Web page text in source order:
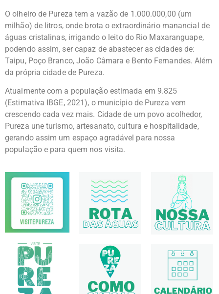
O olheiro de Pureza tem a vazão de 1.000.000,00 (um
milhão) de litros, onde brota o extraordinário manancial de
águas cristalinas, irrigando o leito do Rio Maxaranguape,
podendo assim, ser capaz de abastecer as cidades de:
Taipu, Poço Branco, João Câmara e Bento Fernandes. Além
da própria cidade de Pureza.
Atualmente com a população estimada em 9.825
(Estimativa IBGE, 2021), o município de Pureza vem
crescendo cada vez mais. Cidade de um povo acolhedor,
Pureza une turismo, artesanato, cultura e hospitalidade,
gerando assim um espaço agradável para nossa
população e para quem nos visita.